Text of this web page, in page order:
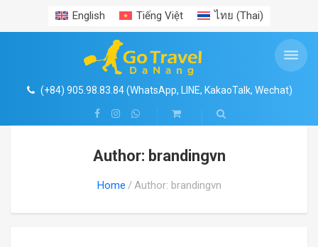
English Tiếng Việt ไทย (Thai)
(+84) 905.98.83.84 (WhatsApp, LINE, KakaoTalk, Wechat)
Author: brandingvn
Home Author: brandingvn
TOUR HÀNG NGÀY
BÀ NÀ HILLS
VIN WONDERS NAM HỘI AN
CÔNG VIÊN NƯỚC MIKAZUKI
TOUR TRONG NƯỚC
MIỀN BẮC 5
MIỀN TRUNG 7
5
MIỀN BẮC
HÀ NỘI CITYTOUR
HẠ LONG – SAPA
NINH BÌNH – TAM CỐC – BÍCH ĐỘNG
MIỀN TRUNG
CỐ ĐÔ HUẾ
QUẢNG BÌNH – ĐỘNG PHONG NHA – ĐỘNG THIÊN ĐƯỜNG
NHA TRANG – ĐÀ LẠT
MIỀN NAM
PHÚ QUỐC
HỒ CHÍ MINH (SÀI GÒN)
TOUR NƯỚC NGOÀI
TOUR ĐÔNG NAM Á 4
CHÂU Á 5
TOUR ĐÔNG NAM Á
LÀO
SINGAPORE
CHÂU Á
HÀN QUỐC
NHẬT BẢN
THUÊ XE
MIỀN BẮC 1
MIỀN TRUNG- ĐÀ NẴNG- HỘI AN- BÀ NÀ HILLS- CỐ ĐÔ HUẾ
4
MIỀN BẮC
HÀ NỘI – CAO BẰNG – HÀ GIANG – HÀ NỘI
MIỀN NAM
MŨI NÉ – NINH THUẬN – BÌNH THUẬN
NHA TRANG – ĐÀ LẠT
SÀI GÒN – CỦ CHI
THÔNG TIN DU LỊCH
TIN TỨC
KINH NGHIỆM DU LỊCH
Shop
VÉ THAM QUAN TOÀN QUỐC 4
VÉ THAM QUAN TOÀN QUỐC
HÀ NỘI VÀ LÂN CẬN
HỒ CHÍ MINH VÀ LÂN CẬN
NHA TRANG – ĐÀ LẠT
Search